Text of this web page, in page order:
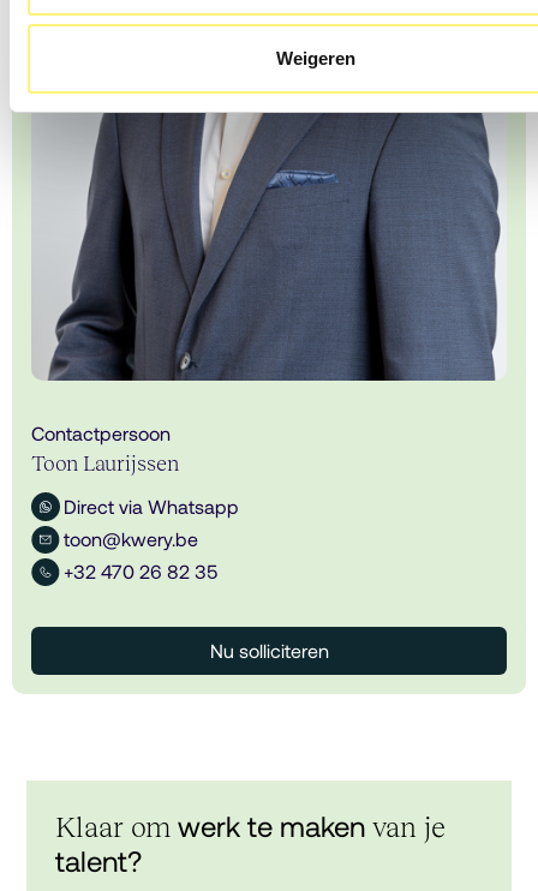
Weigeren
Contactpersoon
Toon Laurijssen
Direct via Whatsapp
toon@kwery.be
+32 470 26 82 35
Nu solliciteren
Klaar om werk te makenvan je
talent?